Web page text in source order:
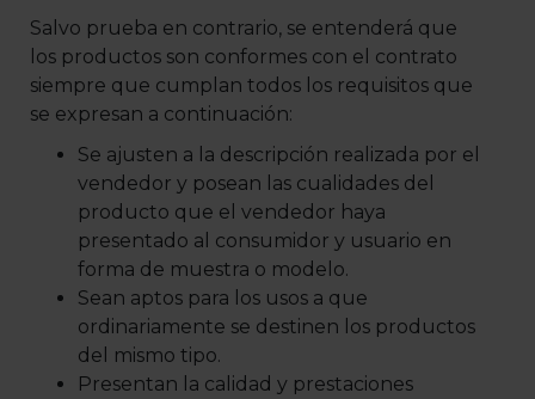
Salvo prueba en contrario, se entenderá que
los productos son conformes con el contrato
siempre que cumplan todos los requisitos que
se expresan a continuación:
Se ajusten a la descripción realizada por el
vendedor y posean las cualidades del
producto que el vendedor haya
presentado al consumidor y usuario en
forma de muestra o modelo.
Sean aptos para los usos a que
ordinariamente se destinen los productos
del mismo tipo.
Presentan la calidad y prestaciones